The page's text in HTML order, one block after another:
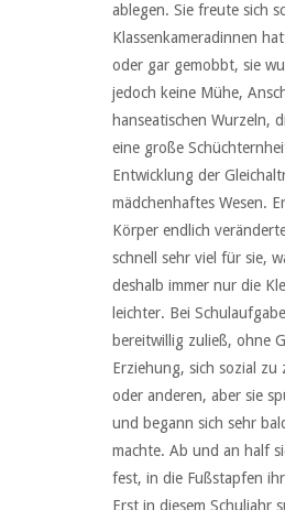
ablegen. Sie freute sich
Klassenkameradinnen
oder gar gemobbt, sie
jedoch keine Mühe,
hanseatischen Wurzeln,
eine große
Entwicklung der
mädchenhaftes Wesen.
Körper endlich
schnell sehr viel für sie,
deshalb immer nur die
leichter. Bei
bereitwillig zuließ, ohne
Erziehung, sich sozial zu
oder anderen, aber sie
und begann sich sehr
machte. Ab und an half
fest, in die Fußstapfen
Erst in diesem Schuljahr